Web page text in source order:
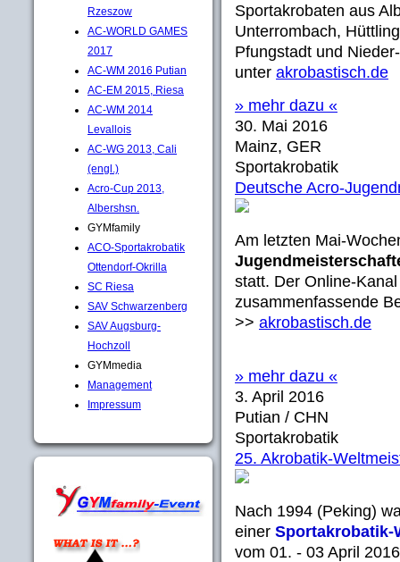
Rzeszow
AC-WORLD GAMES
2017
AC-WM 2016 Putian
AC-EM 2015, Riesa
AC-WM 2014
Levallois
AC-WG 2013, Cali
(engl.)
Acro-Cup 2013,
Albershsn.
GYMfamily
ACO-Sportakrobatik
Ottendorf-Okrilla
SC Riesa
SAV Schwarzenberg
SAV Augsburg-
Hochzoll
GYMmedia
Management
Impressum
Sportakrobaten aus
Unterrombach,
Pfungstadt und
unter akrobastisch.de
» mehr dazu «
30. Mai 2016
Mainz, GER
Sportakrobatik
Deutsche Acro-
Am letzten Mai-
statt. Der Online-
zusammenfassende
>> akrobastisch.de
» mehr dazu «
3. April 2016
Putian / CHN
Sportakrobatik
25. Akrobatik-
Nach 1994 (Peking)
einer Sportakrobatik-
vom 01. - 03 April